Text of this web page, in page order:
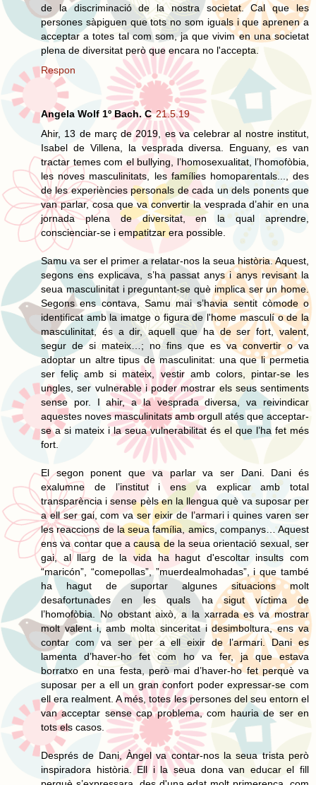
de la discriminació de la nostra societat. Cal que les
persones sàpiguen que tots no som iguals i que aprenen a
acceptar a totes tal com som, ja que vivim en una societat
plena de diversitat però que encara no l'accepta.
Respon
Angela Wolf 1º Bach. C 21.5.19
Ahir, 13 de març de 2019, es va celebrar al nostre institut,
Isabel de Villena, la vesprada diversa. Enguany, es van
tractar temes com el bullying, l’homosexualitat, l’homofòbia,
les noves masculinitats, les famílies homoparentals..., des
de les experiències personals de cada un dels ponents que
van parlar, cosa que va convertir la vesprada d’ahir en una
jornada plena de diversitat, en la qual aprendre,
conscienciar-se i empatitzar era possible.
Samu va ser el primer a relatar-nos la seua història. Aquest,
segons ens explicava, s’ha passat anys i anys revisant la
seua masculinitat i preguntant-se què implica ser un home.
Segons ens contava, Samu mai s’havia sentit còmode o
identificat amb la imatge o figura de l'home masculí o de la
masculinitat, és a dir, aquell que ha de ser fort, valent,
segur de si mateix…; no fins que es va convertir o va
adoptar un altre tipus de masculinitat: una que li permetia
ser feliç amb si mateix, vestir amb colors, pintar-se les
ungles, ser vulnerable i poder mostrar els seus sentiments
sense por. I ahir, a la vesprada diversa, va reivindicar
aquestes noves masculinitats amb orgull atés que acceptar-
se a si mateix i la seua vulnerabilitat és el que l’ha fet més
fort.
El segon ponent que va parlar va ser Dani. Dani és
exalumne de l’institut i ens va explicar amb total
transparència i sense pèls en la llengua què va suposar per
a ell ser gai, com va ser eixir de l’armari i quines varen ser
les reaccions de la seua família, amics, companys… Aquest
ens va contar que a causa de la seua orientació sexual, ser
gai, al llarg de la vida ha hagut d'escoltar insults com
“maricón”, “comepollas”, ”muerdealmohadas”, i que també
ha hagut de suportar algunes situacions molt
desafortunades en les quals ha sigut víctima de
l’homofòbia. No obstant això, a la xarrada es va mostrar
molt valent i, amb molta sinceritat i desimboltura, ens va
contar com va ser per a ell eixir de l’armari. Dani es
lamenta d’haver-ho fet com ho va fer, ja que estava
borratxo en una festa, però mai d’haver-ho fet perquè va
suposar per a ell un gran confort poder expressar-se com
ell era realment. A més, totes les persones del seu entorn el
van acceptar sense cap problema, com hauria de ser en
tots els casos.
Després de Dani, Àngel va contar-nos la seua trista però
inspiradora història. Ell i la seua dona van educar el fill